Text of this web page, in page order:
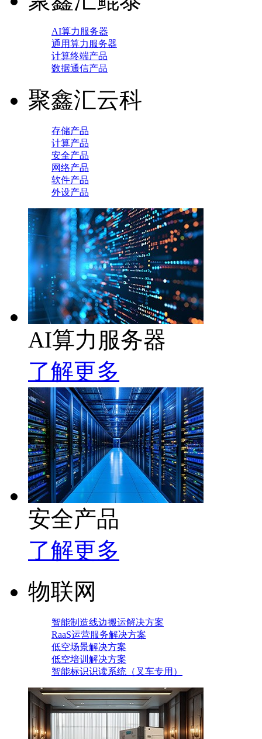
AI算力服务器
通用算力服务器
计算终端产品
数据通信产品
聚鑫汇云科
存储产品
计算产品
安全产品
网络产品
软件产品
外设产品
AI算力服务器
了解更多
安全产品
了解更多
物联网
智能制造线边搬运解决方案
RaaS运营服务解决方案
低空场景解决方案
低空培训解决方案
智能标识识读系统（叉车专用）